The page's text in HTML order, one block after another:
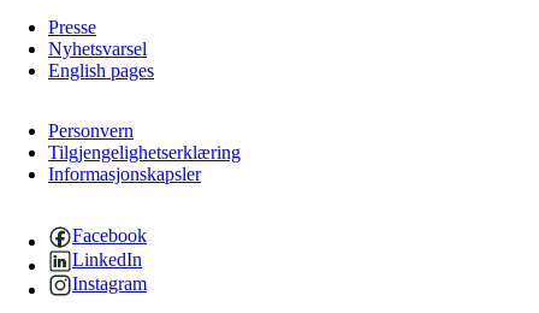
Presse
Nyhetsvarsel
English pages
Personvern
Tilgjengelighetserklæring
Informasjonskapsler
Facebook
LinkedIn
Instagram